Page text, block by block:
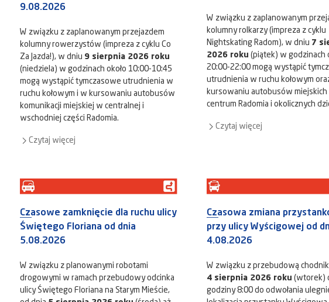
9.08.2026
W związku z zaplanowanym przejazdem
kolumny rowerzystów (impreza z cyklu Co
Za Jazda!), w dniu 9 sierpnia 2026 roku
(niedziela) w godzinach około 10:00-10:45
mogą wystąpić tymczasowe utrudnienia w
ruchu kołowym i w kursowaniu autobusów
komunikacji miejskiej w centralnej i
wschodniej części Radomia.
Czytaj więcej
W związku z zaplanowanym
kolumny rolkarzy (impreza z cyklu
Nightskating Radom), w dniu 7
2026 roku (piątek) w godzinach
20:00-22:00 mogą wystąpić
utrudnienia w ruchu kołowym
kursowaniu autobusów miejskich
centrum Radomia i okolicznych
Czytaj więcej
Czasowe zamknięcie dla ruchu ulicy
Świętego Floriana od dnia
5.08.2026
W związku z planowanymi robotami
drogowymi w ramach przebudowy odcinka
ulicy Świętego Floriana na Starym Mieście,
Czasowa zmiana
przy ulicy Wyścigowej od
4.08.2026
W związku z przebudową
4 sierpnia 2026 roku (wtorek)
godziny 8:00 do odwołania